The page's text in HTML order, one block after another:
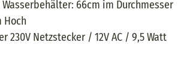
66cm im Durchmesser
Hoch
230V Netzstecker / 12V AC / 9,5 Watt